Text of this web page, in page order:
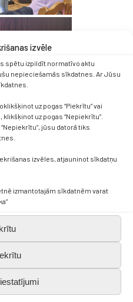
izvēle
spētu izpildīt normatīvo aktu
nepieciešamās sīkdatnes. Ar Jūsu
uz pogas “Piekrītu” vai
uz pogas “Nepiekrītu”.
jūsu datorā tiks
izvēles, atjauninot sīkdatņu
izmantotajām sīkdatnēm varat